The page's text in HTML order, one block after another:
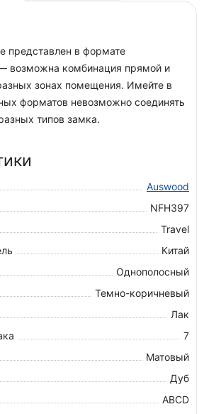
представлен в формате
возможна комбинация прямой и
зонах помещения. Имейте в
форматов невозможно соединять
типов замка.
Auswood
NFH397
Travel
Китай
Однополосный
Темно-коричневый
Лак
7
Матовый
Дуб
ABCD